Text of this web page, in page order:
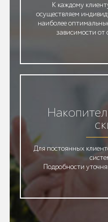
К каждому
осуществляем
наиболее
зависимости от
Для постоянных
Подробности